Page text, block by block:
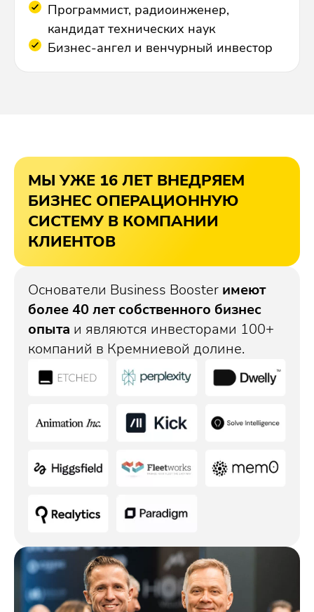
Программист, радиоинженер,
кандидат технических наук
Бизнес-ангел и венчурный инвестор
МЫ УЖЕ 16 ЛЕТ ВНЕДРЯЕМ
БИЗНЕС ОПЕРАЦИОННУЮ
СИСТЕМУ В КОМПАНИИ
КЛИЕНТОВ
Основатели Business Booster имеют
более 40 лет собственного бизнес
опыта и являются инвесторами 100+
компаний в Кремниевой долине.